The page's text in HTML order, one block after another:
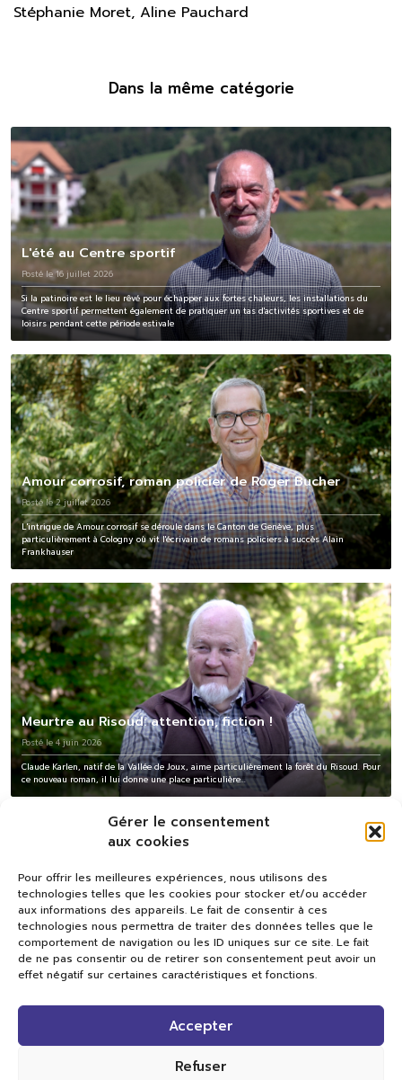
Gérer le consentement
aux cookies
Pour offrir les meilleures expériences, nous utilisons des
technologies telles que les cookies pour stocker et/ou accéder
aux informations des appareils. Le fait de consentir à ces
technologies nous permettra de traiter des données telles que le
comportement de navigation ou les ID uniques sur ce site. Le fait
de ne pas consentir ou de retirer son consentement peut avoir un
effet négatif sur certaines caractéristiques et fonctions.
Accepter
Refuser
Stéphanie Moret, Aline Pauchard
Dans la même catégorie
L'été au Centre sportif
Posté le 16 juillet 2026
Si la patinoire est le lieu rêvé pour échapper aux fortes chaleurs, les installations du
Centre sportif permettent également de pratiquer un tas d'activités sportives et de
loisirs pendant cette période estivale
Amour corrosif, roman policier de Roger Bucher
Posté le 2 juillet 2026
L'intrigue de Amour corrosif se déroule dans le Canton de Genève, plus
particulièrement à Cologny où vit l'écrivain de romans policiers à succès Alain
Frankhauser
Meurtre au Risoud: attention, fiction !
Posté le 4 juin 2026
Claude Karlen, natif de la Vallée de Joux, aime particulièrement la forêt du Risoud. Pour
ce nouveau roman, il lui donne une place particulière...
Val TV
Centre de Compétences Médias
Rue du Pont-Neuf 24